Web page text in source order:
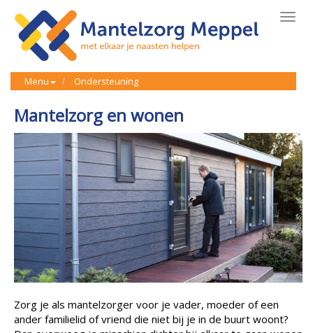
Menu Ondersteuning
Mantelzorg en wonen
Zorg je als mantelzorger voor je vader, moeder of een
ander familielid of vriend die niet bij je in de buurt woont?